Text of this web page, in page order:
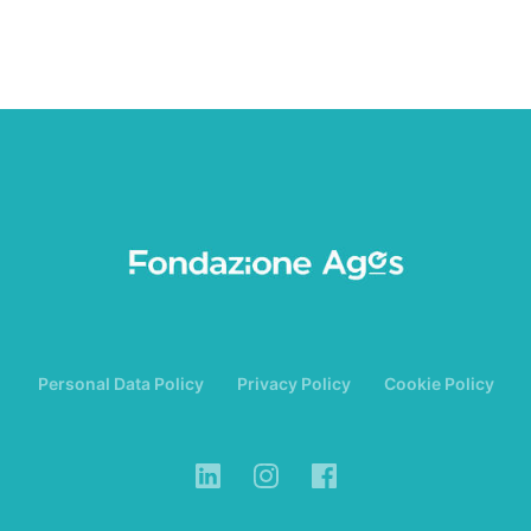
Personal Data Policy Privacy Policy Cookie Policy